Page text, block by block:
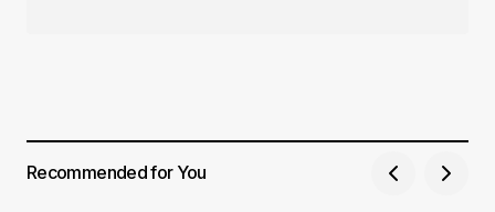
Recommended for You